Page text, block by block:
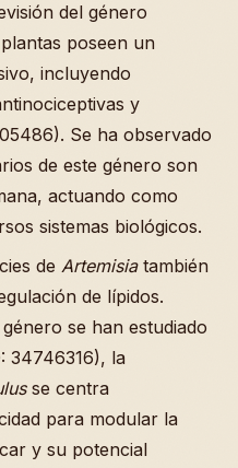
del género
poseen un
incluyendo
y
Se ha observado
de este género son
actuando como
sistemas biológicos.
de Artemisiatambién
de lípidos.
se han estudiado
34746316), la
se centra
para modular la
y su potencial